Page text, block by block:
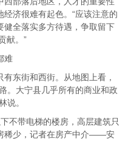
济很难有起色。“应该注意的
健全落实多方待遇，争取留下
献。”
难
东街和西街。从地图上看，
。大宁县几乎所有的商业和政
说。
不带电梯的楼房，高层建筑只
稀少，记者在房产中介——安